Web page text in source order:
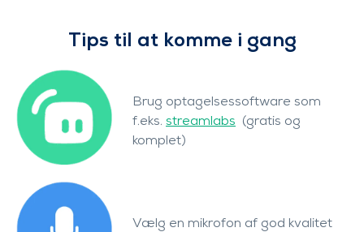
Tips til at komme i gang
Brug optagelsessoftware som
f.eks. streamlabs
(gratis og
komplet)
Vælg en mikrofon af god kvalitet